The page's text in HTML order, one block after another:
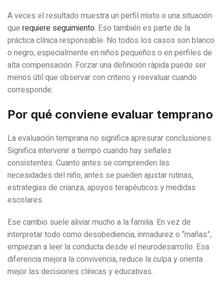
A veces el resultado muestra un perfil mixto o una situación
que requiere seguimiento. Eso también es parte de la
práctica clínica responsable. No todos los casos son blanco
o negro, especialmente en niños pequeños o en perfiles de
alta compensación. Forzar una definición rápida puede ser
menos útil que observar con criterio y reevaluar cuando
corresponde.
Por qué conviene evaluar temprano
La evaluación temprana no significa apresurar conclusiones.
Significa intervenir a tiempo cuando hay señales
consistentes. Cuanto antes se comprenden las
necesidades del niño, antes se pueden ajustar rutinas,
estrategias de crianza, apoyos terapéuticos y medidas
escolares.
Ese cambio suele aliviar mucho a la familia. En vez de
interpretar todo como desobediencia, inmadurez o “mañas”,
empiezan a leer la conducta desde el neurodesarrollo. Esa
diferencia mejora la convivencia, reduce la culpa y orienta
mejor las decisiones clínicas y educativas.